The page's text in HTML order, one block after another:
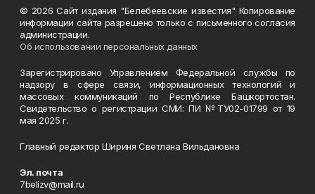
© 2026 Сайт издания "Белебеевские известия" Копирование
информации сайта разрешено только с письменного согласия
администрации.
Об использовании персональных данных
Зарегистрировано Управлением Федеральной службы по
надзору в сфере связи, информационных технологий и
массовых коммуникаций по Республике Башкортостан.
Свидетельство о регистрации СМИ: ПИ №ТУ02-01799 от 19
мая 2025 г.
Главный редактор Шириня Светлана Вильдановна
Эл. почта
7belizv@mail.ru